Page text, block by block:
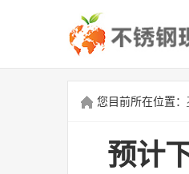
您目前所在位置：
预计